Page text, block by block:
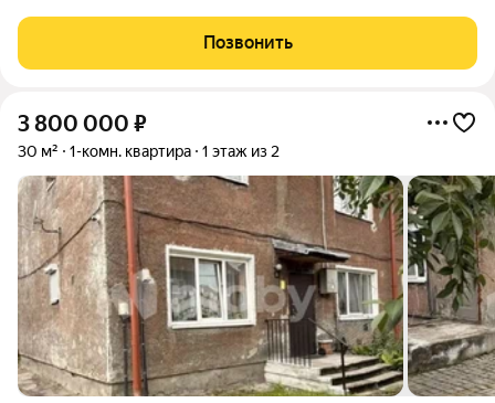
площадью 250 кв.м. на земельном участке 4 сотки.
(юридически оформлена как квартира, что
Позвонить
3 800 000 ₽
30 м² 1-комн. квартира 1 этаж из 2